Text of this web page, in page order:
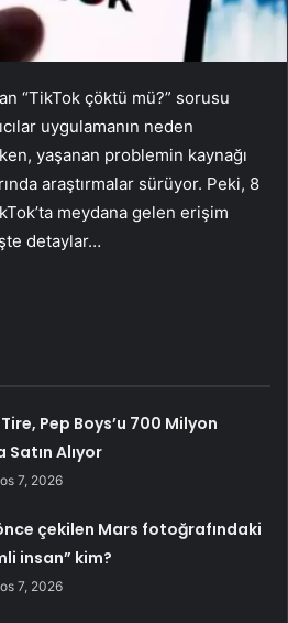
“TikTok çöktü mü?” sorusu
uygulamanın neden
yaşanan problemin kaynağı
araştırmalar sürüyor. Peki, 8
meydana gelen erişim
detaylar…
Pep Boys’u 700 Milyon
Satın Alıyor
7, 2026
çekilen Mars fotoğrafındaki
insan” kim?
7, 2026